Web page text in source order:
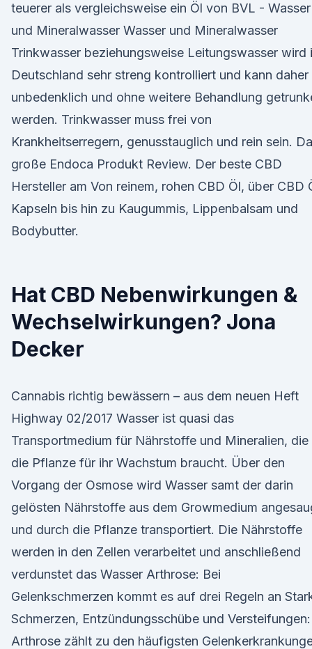
teuerer als vergleichsweise ein Öl von BVL - Wasser
und Mineralwasser Wasser und Mineralwasser
Trinkwasser beziehungsweise Leitungswasser wird
Deutschland sehr streng kontrolliert und kann daher
unbedenklich und ohne weitere Behandlung
werden. Trinkwasser muss frei von
Krankheitserregern, genusstauglich und rein sein.
große Endoca Produkt Review. Der beste CBD
Hersteller am Von reinem, rohen CBD Öl, über CBD
Kapseln bis hin zu Kaugummis, Lippenbalsam und
Bodybutter.
Hat CBD Nebenwirkungen &
Wechselwirkungen? Jona
Decker
Cannabis richtig bewässern – aus dem neuen Heft
Highway 02/2017 Wasser ist quasi das
Transportmedium für Nährstoffe und Mineralien, die
die Pflanze für ihr Wachstum braucht. Über den
Vorgang der Osmose wird Wasser samt der darin
gelösten Nährstoffe aus dem Growmedium
und durch die Pflanze transportiert. Die Nährstoffe
werden in den Zellen verarbeitet und anschließend
verdunstet das Wasser Arthrose: Bei
Gelenkschmerzen kommt es auf drei Regeln an
Schmerzen, Entzündungsschübe und Versteifungen:
Arthrose zählt zu den häufigsten